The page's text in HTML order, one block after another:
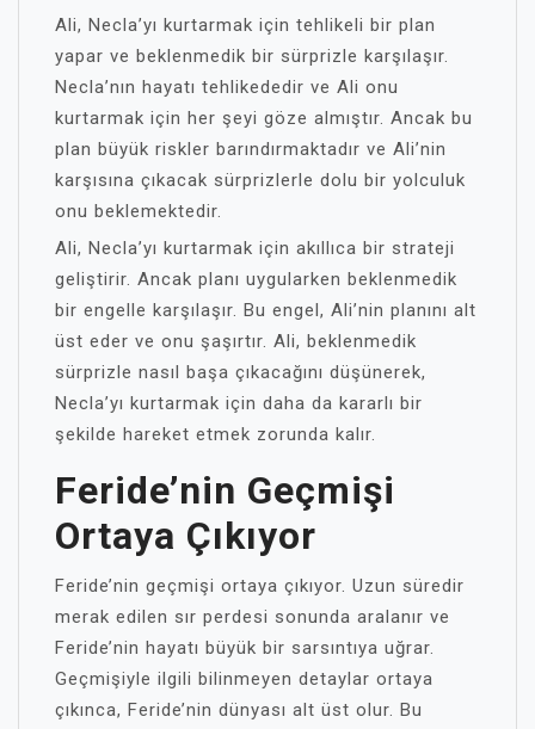
Ali, Necla’yı kurtarmak için tehlikeli bir plan
yapar ve beklenmedik bir sürprizle karşılaşır.
Necla’nın hayatı tehlikededir ve Ali onu
kurtarmak için her şeyi göze almıştır. Ancak bu
plan büyük riskler barındırmaktadır ve Ali’nin
karşısına çıkacak sürprizlerle dolu bir yolculuk
onu beklemektedir.
Ali, Necla’yı kurtarmak için akıllıca bir strateji
geliştirir. Ancak planı uygularken beklenmedik
bir engelle karşılaşır. Bu engel, Ali’nin planını alt
üst eder ve onu şaşırtır. Ali, beklenmedik
sürprizle nasıl başa çıkacağını düşünerek,
Necla’yı kurtarmak için daha da kararlı bir
şekilde hareket etmek zorunda kalır.
Feride’nin Geçmişi
Ortaya Çıkıyor
Feride’nin geçmişi ortaya çıkıyor. Uzun süredir
merak edilen sır perdesi sonunda aralanır ve
Feride’nin hayatı büyük bir sarsıntıya uğrar.
Geçmişiyle ilgili bilinmeyen detaylar ortaya
çıkınca, Feride’nin dünyası alt üst olur. Bu